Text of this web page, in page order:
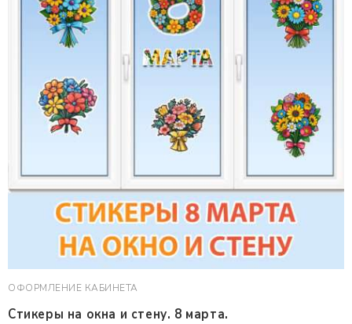
ОФОРМЛЕНИЕ КАБИНЕТА
Стикеры на окна и стену. 8 марта.